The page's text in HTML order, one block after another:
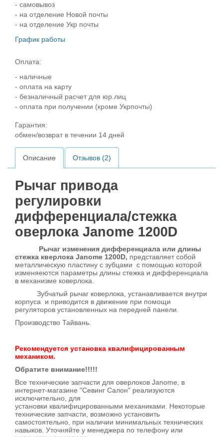
- самовывоз
- на отделение Новой почты
- на отделение Укр почты
График работы
Оплата:
- наличные
- оплата на карту
- безналичный расчет для юр.лиц
- оплата при получении (кроме Укрпочты)
Гарантия:
обмен/возврат в течении 14 дней
Описание Отзывов (2)
Рычаг привода
регулировки
дифференциала/стежка
оверлока Janome 1200D
Рычаг изменения дифференциала или длины
стежка кверлока Janome 1200D, представляет собой
металлическую пластину с зубцами с помощью которой
изменяеются параметры длины стежка и дифференциала
в механизме коверлока.
Зубчатый рычаг коверлока, устанавливается внутри
корпуса и приводится в движение при помощи
регуляторов установленных на передней панели.
Производство Тайвань.
Рекомендуется установка квалифицированным
механиком.
Обратите внимание!!!!!
Все технические запчасти для оверлоков Janome, в
интернет-магазине "Севинг Салон" реализуются
исключительно, для
установки квалифицированными механиками. Некоторые
технические запчасти, возможно установить
самостоятельно, при наличии минимальных технических
навыков. Уточняйте у менеджера по телефону или